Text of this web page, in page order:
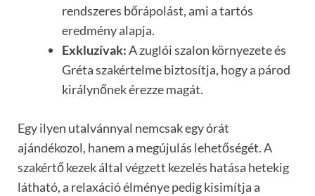
rendszeres bőrápolást, ami a tartós
eredmény alapja.
Exkluzívak:A zuglói szalon környezete és
Gréta szakértelme biztosítja, hogy a párod
királynőnek érezze magát.
Egy ilyen utalvánnyal nemcsak egy órát
ajándékozol, hanem a megújulás lehetőségét. A
szakértő kezek által végzett kezelés hatása hetekig
látható, a relaxáció élménye pedig kisimítja a